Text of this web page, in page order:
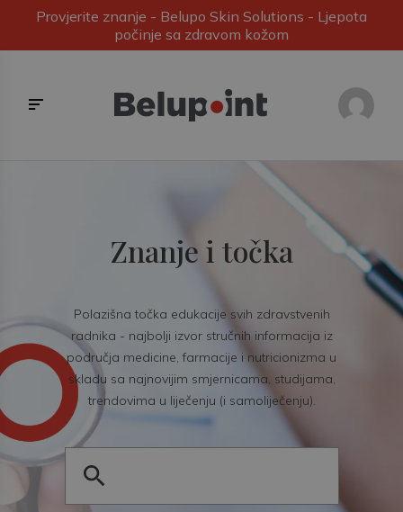
Provjerite znanje - Belupo Skin Solutions - Ljepota
počinje sa zdravom kožom
Znanje i točka
Polazišna točka edukacije svih zdravstvenih
radnika - najbolji izvor stručnih informacija iz
područja medicine, farmacije i nutricionizma u
skladu sa najnovijim smjernicama, studijama,
trendovima u liječenju (i samoliječenju).